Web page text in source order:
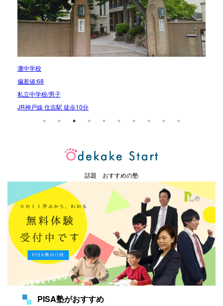
灘中学校
偏差値:68
私立中学校/男子
JR神戸線 住吉駅 徒歩10分
話題 おすすめの塾
PISA塾がおすすめ